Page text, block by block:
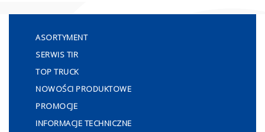
ASORTYMENT
SERWIS TIR
TOP TRUCK
NOWOŚCI PRODUKTOWE
PROMOCJE
INFORMACJE TECHNICZNE